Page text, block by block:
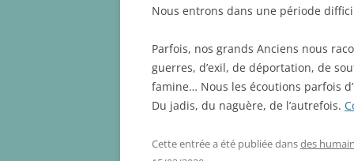
Nous entrons dans une période
Parfois, nos grands Anciens nous
guerres, d’exil, de déportation, de
famine… Nous les écoutions parfois
Du jadis, du naguère, de l’autrefois.
Cette entrée a été publiée dansdes